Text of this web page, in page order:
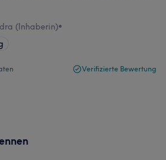
(Inhaberin)•
Verifizierte Bewertung